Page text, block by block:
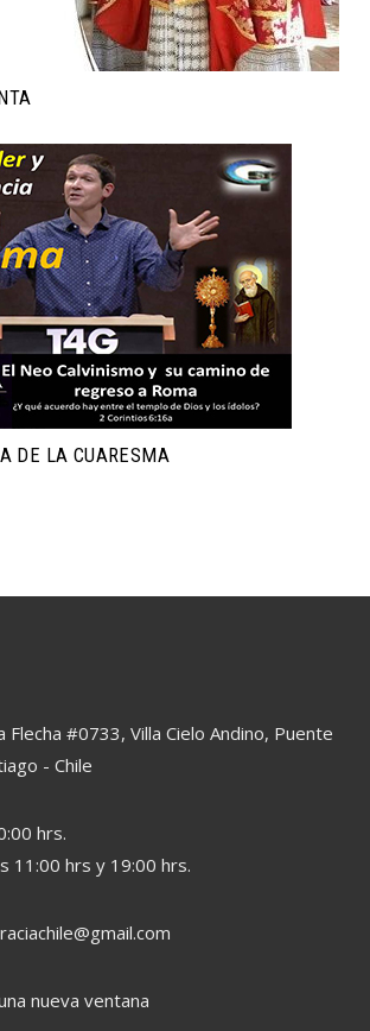
DE LA CUARESMA
Flecha #0733, Villa Cielo Andino, Puente
- Chile
hrs.
11:00 hrs y 19:00 hrs.
nueva ventana